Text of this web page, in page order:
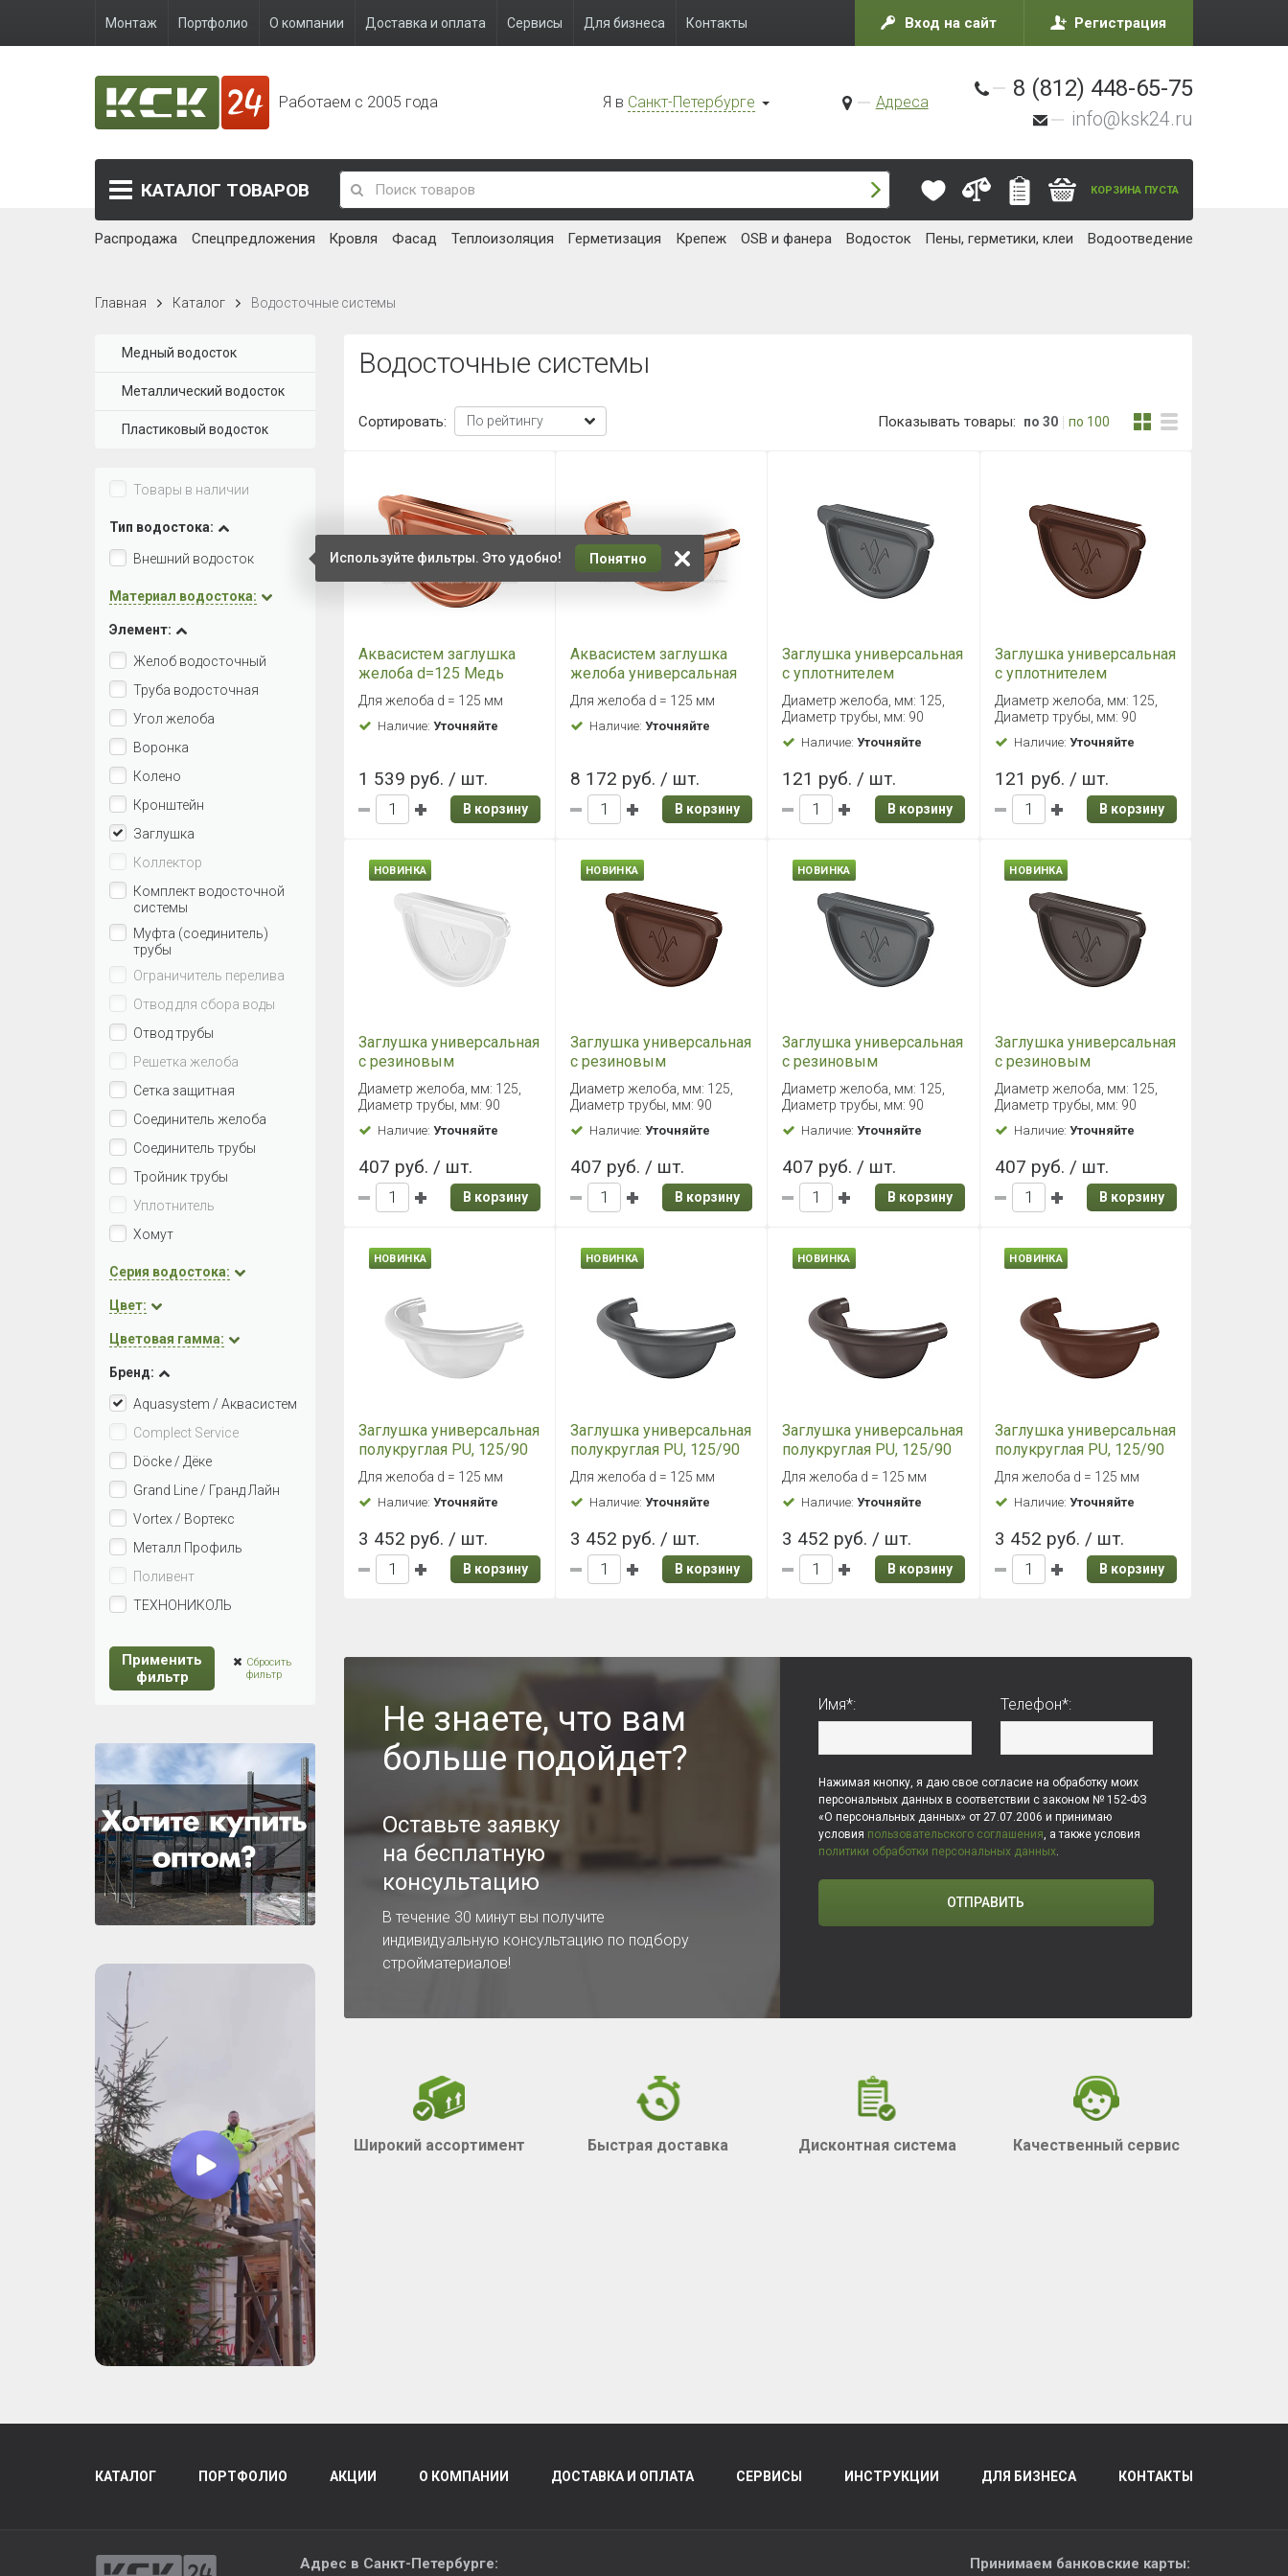
Монтаж Портфолио О компании Доставка и оплата Сервисы Для бизнеса Контакты Вход на сайт Регистрация
Работаем с 2005 года Я в Санкт-Петербурге Адреса
8 (812) 448-65-75
info@ksk24.ru
КАТАЛОГ ТОВАРОВ КОРЗИНА ПУСТА
Распродажа Спецпредложения Кровля Фасад Теплоизоляция Герметизация Крепеж OSB и фанера Водосток Пены, герметики, клеи Водоотведение
Главная Каталог Водосточные системы
Водосточные системы
Сортировать: Показывать товары: по 30 по 100
Аквасистем заглушка
желоба d=125 Медь
Для желоба d = 125 мм
Наличие: Уточняйте
1 539 руб. / шт.
В корзину
Аквасистем заглушка
желоба универсальная
полукруглая d=125 Медь
Для желоба d = 125 мм
Наличие:Уточняйте
8 172 руб. / шт.
В корзину
Заглушка универсальная
с уплотнителем
Aquasystem Комфорт
RAL7024 PE
Диаметр желоба, мм: 125,
Диаметр трубы, мм: 90
Наличие:Уточняйте
121 руб. / шт.
В корзину
Заглушка универсальная
с уплотнителем
Aquasystem Комфорт
RAL8017 PE
Диаметр желоба, мм: 125,
Диаметр трубы, мм: 90
Наличие: Уточняйте
121 руб. / шт.
В корзину
НОВИНКА
Заглушка универсальная
с резиновым
уплотнителем PU, 125/90
RAL9003
Диаметр желоба, мм: 125,
Диаметр трубы, мм: 90
Наличие: Уточняйте
407 руб. / шт.
В корзину
НОВИНКА
Заглушка универсальная
с резиновым
уплотнителем PU, 125/90
RAL8017
Диаметр желоба, мм: 125,
Диаметр трубы, мм: 90
Наличие:Уточняйте
407 руб. / шт.
В корзину
НОВИНКА
Заглушка универсальная
с резиновым
уплотнителем PU, 125/90
RAL7024
Диаметр желоба, мм: 125,
Диаметр трубы, мм: 90
Наличие:Уточняйте
407 руб. / шт.
В корзину
НОВИНКА
Заглушка универсальная
с резиновым
уплотнителем PU, 125/90
RR32
Диаметр желоба, мм: 125,
Диаметр трубы, мм: 90
Наличие: Уточняйте
407 руб. / шт.
В корзину
НОВИНКА
Заглушка универсальная
полукруглая PU, 125/90
RAL9003
Для желоба d = 125 мм
Наличие: Уточняйте
3 452 руб. / шт.
В корзину
НОВИНКА
Заглушка универсальная
полукруглая PU, 125/90
RAL7024
Для желоба d = 125 мм
Наличие:Уточняйте
3 452 руб. / шт.
В корзину
НОВИНКА
Заглушка универсальная
полукруглая PU, 125/90
RR32
Для желоба d = 125 мм
Наличие:Уточняйте
3 452 руб. / шт.
В корзину
НОВИНКА
Заглушка универсальная
полукруглая PU, 125/90
RAL8017
Для желоба d = 125 мм
Наличие: Уточняйте
3 452 руб. / шт.
В корзину
Не знаете, что вам
больше подойдет?
Оставьте заявку
на бесплатную
консультацию
В течение 30 минут вы получите
индивидуальную консультацию по подбору
стройматериалов!
Имя*: Телефон*:
Нажимая кнопку, я даю свое согласие на обработку моих
персональных данных в соответствии с законом № 152-ФЗ
«О персональных данных» от 27.07.2006 и принимаю
условия пользовательского соглашения, а также условия
политики обработки персональных данных.
ОТПРАВИТЬ
Широкий ассортимент Быстрая доставка Дисконтная система Качественный сервис
Медный водосток
Металлический водосток
Пластиковый водосток
Используйте фильтры. Это удобно! Понятно
Товары в наличии
Тип водостока:
Внешний водосток
Материал водостока:
Элемент:
Желоб водосточный
Труба водосточная
Угол желоба
Воронка
Колено
Кронштейн
Заглушка
Коллектор
Комплект водосточной
системы
Муфта (соединитель)
трубы
Ограничитель перелива
Отвод для сбора воды
Отвод трубы
Решетка желоба
Сетка защитная
Соединитель желоба
Соединитель трубы
Тройник трубы
Уплотнитель
Хомут
Серия водостока:
Цвет:
Цветовая гамма:
Бренд:
Aquasystem / Аквасистем
Complect Service
Döcke / Дёке
Grand Line / Гранд Лайн
Vortex / Вортекс
Металл Профиль
Поливент
ТЕХНОНИКОЛЬ
Применить
фильтр
Сбросить
фильтр
КАТАЛОГ ПОРТФОЛИО АКЦИИ О КОМПАНИИ ДОСТАВКА И ОПЛАТА СЕРВИСЫ ИНСТРУКЦИИ ДЛЯ БИЗНЕСА КОНТАКТЫ
Адрес в Санкт-Петербурге: Принимаем банковские карты: